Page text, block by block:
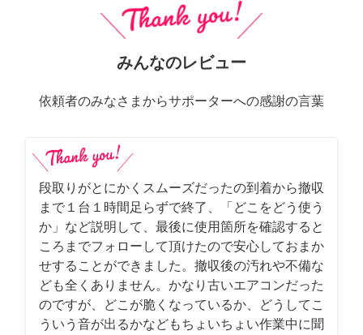
みんなのレビュー
依頼者のみなさまからサポーターへの感謝の言葉
段取りがとにかくスムーズだったの到着から撤収
まで１台１時間足らずで終了、「どこをどう使う
か」など説明して、最後に使用箇所を確認すると
ころまでフォローして頂けたので安心しておまか
せすることができました。撤収後の汚れや不備な
ども全くありません。かなり古いエアコンだった
のですが、どこが脆くなっているか、どうしてこ
ういう音が出るかなどもちょいちょい作業中に聞